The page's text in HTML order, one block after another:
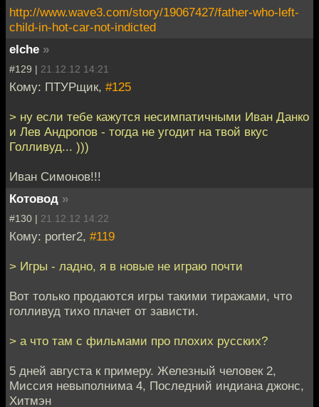
http://www.wave3.com/story/19067427/father-who-left-
child-in-hot-car-not-indicted
elche »
#129 | 21.12.12 14:21
Кому: ПТУРщик, #125
> ну если тебе кажутся несимпатичными Иван Данко
и Лев Андропов - тогда не угодит на твой вкус
Голливуд... )))
Иван Симонов!!!
Котовод »
#130 | 21.12.12 14:22
Кому: porter2, #119
> Игры - ладно, я в новые не играю почти
Вот только продаются игры такими тиражами, что
голливуд тихо плачет от зависти.
> а что там с фильмами про плохих русских?
5 дней августа к примеру. Железный человек 2,
Миссия невыполнима 4, Последний индиана джонс,
Хитмэн